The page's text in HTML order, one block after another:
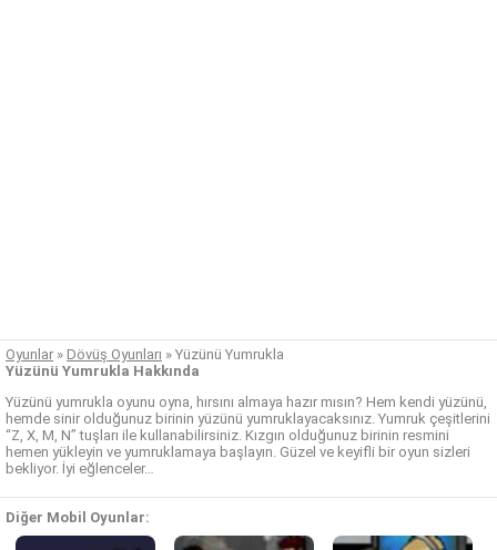
Oyunlar » Dövüş Oyunları » Yüzünü Yumrukla
Yüzünü Yumrukla Hakkında
Yüzünü yumrukla oyunu oyna, hırsını almaya hazır mısın? Hem kendi yüzünü,
hemde sinir olduğunuz birinin yüzünü yumruklayacaksınız. Yumruk çeşitlerini
“Z, X, M, N” tuşları ile kullanabilirsiniz. Kızgın olduğunuz birinin resmini
hemen yükleyin ve yumruklamaya başlayın. Güzel ve keyifli bir oyun sizleri
bekliyor. İyi eğlenceler…
Diğer Mobil Oyunlar: